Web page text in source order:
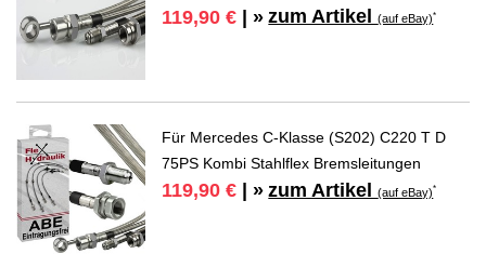
119,90 € | » zum Artikel(auf eBay)*
Für Mercedes C-Klasse (S202) C220 T D
75PS Kombi Stahlflex Bremsleitungen
119,90 € | » zum Artikel(auf eBay)*